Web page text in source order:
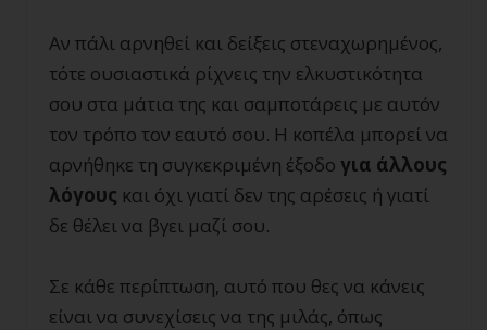
Αν πάλι αρνηθεί και δείξεις στεναχωρημένος,
τότε ουσιαστικά ρίχνεις την ελκυστικότητα
σου στα μάτια της και σαμποτάρεις με αυτόν
τον τρόπο τον εαυτό σου. Η κοπέλα μπορεί να
αρνήθηκε τη συγκεκριμένη έξοδο για άλλους
λόγους και όχι γιατί δεν της αρέσεις ή γιατί
δε θέλει να βγει μαζί σου.
Σε κάθε περίπτωση, αυτό που θες να κάνεις
είναι να συνεχίσεις να της μιλάς, όπως